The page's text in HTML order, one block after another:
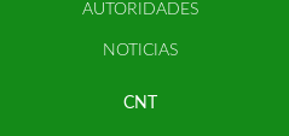
AUTORIDADES
NOTICIAS
CNT